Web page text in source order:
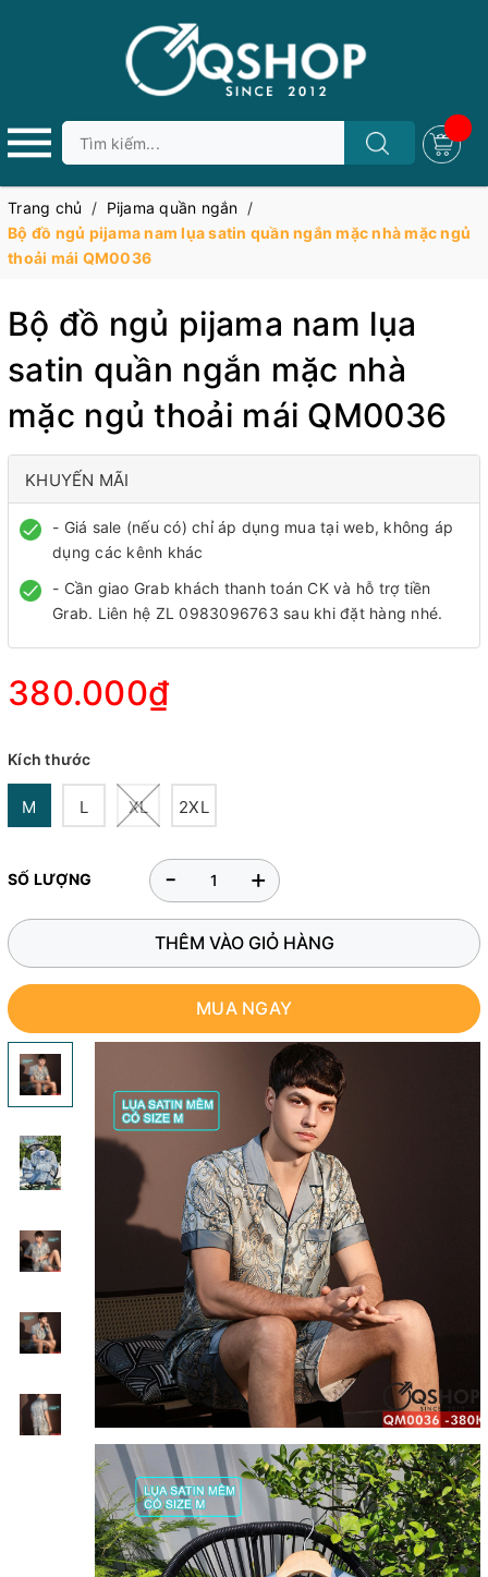
Trang chủ / Pijama quần ngắn /
Bộ đồ ngủ pijama nam lụa satin quần ngắn mặc nhà mặc ngủ
thoải mái QM0036
Bộ đồ ngủ pijama nam lụa
satin quần ngắn mặc nhà
mặc ngủ thoải mái QM0036
KHUYẾN MÃI
- Giá sale (nếu có) chỉ áp dụng mua tại web, không áp
dụng các kênh khác
- Cần giao Grab khách thanh toán CK và hỗ trợ tiền
Grab. Liên hệ ZL 0983096763 sau khi đặt hàng nhé.
380.000₫
Kích thước
M L XL 2XL
SỐ LƯỢNG +
-
THÊM VÀO GIỎ HÀNG
MUA NGAY